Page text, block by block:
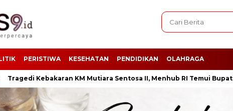
PERISTIWA KESEHATAN PENDIDIKAN OLAHRAGA
KM Mutiara Sentosa II, Menhub RI Temui Bupati Sumenep